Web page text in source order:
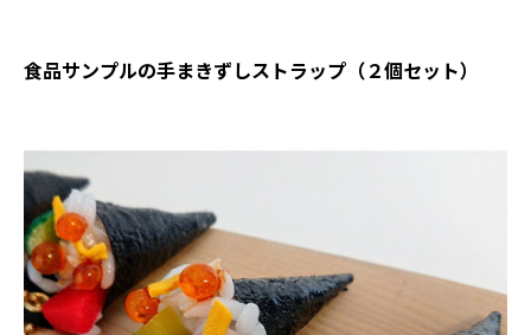
食品サンプルの手まきずしストラップ（２個セット）